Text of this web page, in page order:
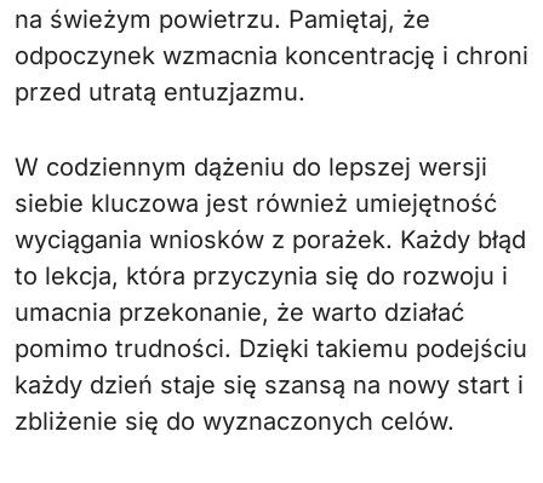
na świeżym powietrzu. Pamiętaj, że
odpoczynek wzmacnia koncentrację i chroni
przed utratą entuzjazmu.
W codziennym dążeniu do lepszej wersji
siebie kluczowa jest również umiejętność
wyciągania wniosków z porażek. Każdy błąd
to lekcja, która przyczynia się do rozwoju i
umacnia przekonanie, że warto działać
pomimo trudności. Dzięki takiemu podejściu
każdy dzień staje się szansą na nowy start i
zbliżenie się do wyznaczonych celów.